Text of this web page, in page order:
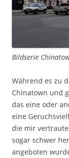
Bildserie
Während es zu
Chinatown und
das eine oder
eine
die mir
sogar schwer
angeboten